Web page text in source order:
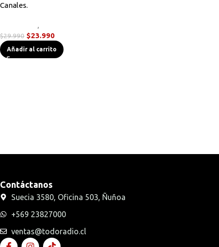
Canales.
,
$29.990 $23.990
Añadir al carrito
Contáctanos
Suecia 3580, Oficina 503, Ñuñoa
+569 23827000
ventas@todoradio.cl